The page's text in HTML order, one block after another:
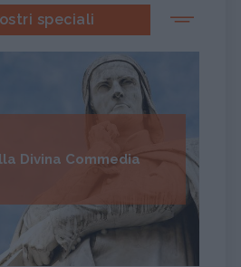
speciali
Divina Commedia